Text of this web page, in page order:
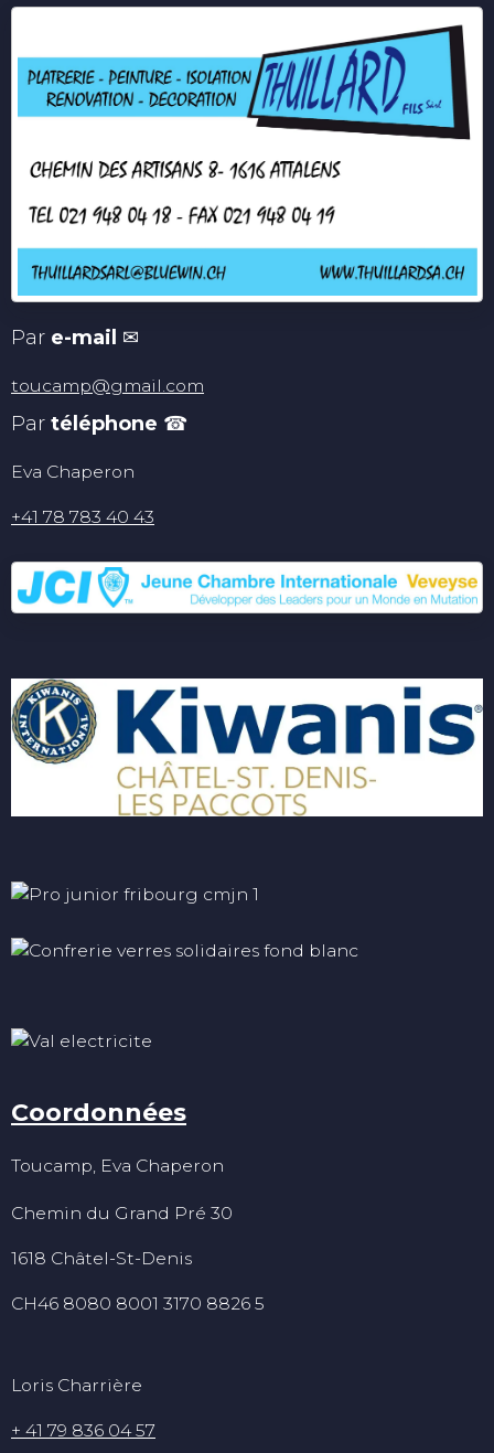
Par e-mail ✉
toucamp@gmail.com
Par téléphone ☎
Eva Chaperon
+41 78 783 40 43
Coordonnées
Toucamp, Eva Chaperon
Chemin du Grand Pré 30
1618 Châtel-St-Denis
CH46 8080 8001 3170 8826 5
Loris Charrière
+ 41 79 836 04 57